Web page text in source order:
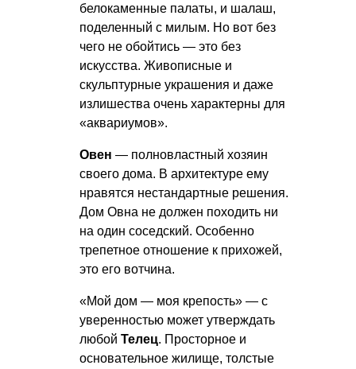
белокаменные палаты, и шалаш,
поделенный с милым. Но вот без
чего не обойтись — это без
искусства. Живописные и
скульптурные украшения и даже
излишества очень характерны для
«аквариумов».
Овен — полновластный хозяин
своего дома. В архитектуре ему
нравятся нестандартные решения.
Дом Овна не должен походить ни
на один соседский. Особенно
трепетное отношение к прихожей,
это его вотчина.
«Мой дом — моя крепость» — с
уверенностью может утверждать
любой Телец. Просторное и
основательное жилище, толстые